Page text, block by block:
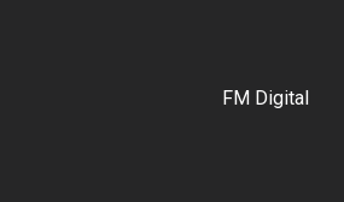
FM Digital